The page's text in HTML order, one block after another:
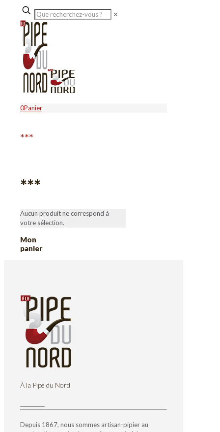
✕
0Panier
***
***
Aucun produit ne correspond à
votre sélection.
Mon
panier
À la Pipe du Nord
Depuis 1867, nous sommes artisan-pipier au